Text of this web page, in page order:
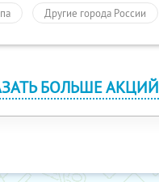
Другие города России
БОЛЬШЕ АКЦИЙ